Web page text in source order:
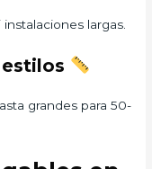
largas.
grandes para 50-